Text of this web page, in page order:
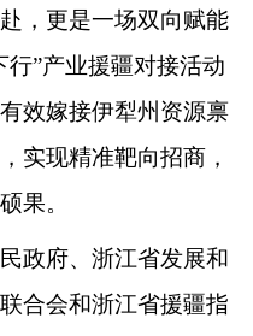
更是一场双向赋能
”产业援疆对接活动
效嫁接伊犁州资源禀
实现精准靶向招商，
果。
府、浙江省发展和
合会和浙江省援疆指